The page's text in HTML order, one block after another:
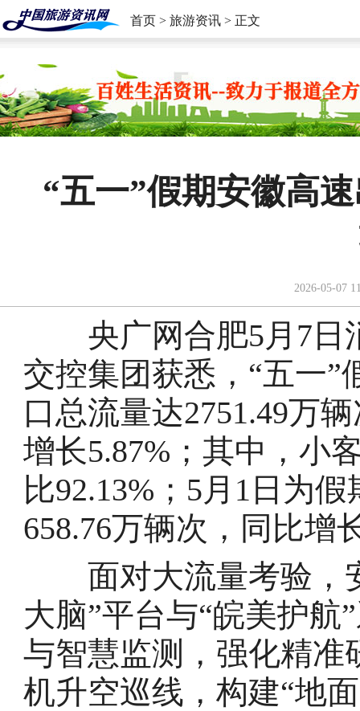
首页 > 旅游资讯 > 正文
“五一”假期安徽高
2026-05-07
央广网合肥5月7日
交控集团获悉，“五一
口总流量达2751.49万
增长5.87%；其中，小
比92.13%；5月1日为
658.76万辆次，同比增
面对大流量考验，
大脑”平台与“皖美护航
与智慧监测，强化精准
机升空巡线，构建“地